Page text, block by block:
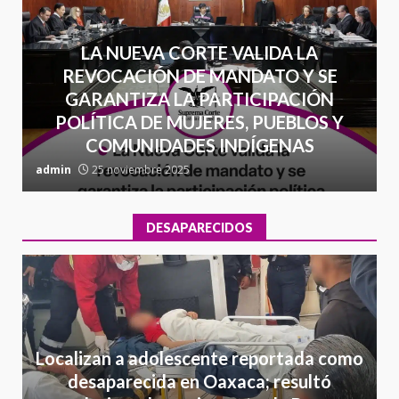
LA NUEVA CORTE VALIDA LA
REVOCACIÓN DE MANDATO Y SE
GARANTIZA LA PARTICIPACIÓN
POLÍTICA DE MUJERES, PUEBLOS Y
COMUNIDADES INDÍGENAS
admin 25 noviembre 2025
DESAPARECIDOS
Localizan a adolescente reportada como
desaparecida en Oaxaca; resultó